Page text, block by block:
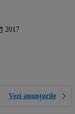
2017
Vezi anunțurile